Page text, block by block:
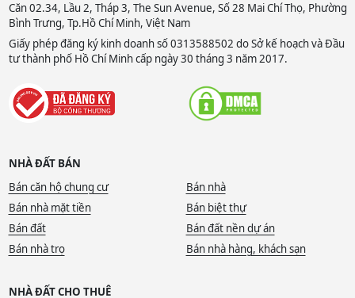
Căn 02.34, Lầu 2, Tháp 3, The Sun Avenue, Số 28 Mai Chí Thọ, Phường
Bình Trưng, Tp.Hồ Chí Minh, Việt Nam
Giấy phép đăng ký kinh doanh số 0313588502 do Sở kế hoạch và Đầu
tư thành phố Hồ Chí Minh cấp ngày 30 tháng 3 năm 2017.
NHÀ ĐẤT BÁN
Bán căn hộ chung cư
Bán nhà
Bán nhà mặt tiền
Bán biệt thự
Bán đất
Bán đất nền dự án
Bán nhà trọ
Bán nhà hàng, khách sạn
NHÀ ĐẤT CHO THUÊ